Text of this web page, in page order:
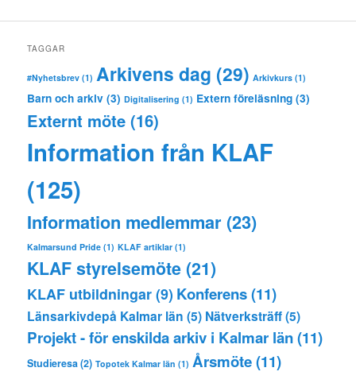
TAGGAR
#Nyhetsbrev (1) Arkivens dag (29) Arkivkurs (1)
Barn och arkiv (3) Digitalisering (1) Extern föreläsning (3)
Externt möte (16)
Information från KLAF
(125)
Information medlemmar (23)
Kalmarsund Pride (1) KLAF artiklar (1)
KLAF styrelsemöte(21)
KLAF utbildningar(9) Konferens(11)
Länsarkivdepå Kalmar län (5) Nätverksträff(5)
Projekt - för enskilda arkiv i Kalmar län(11)
Studieresa(2) Topotek Kalmar län (1) Årsmöte(11)